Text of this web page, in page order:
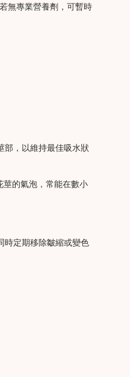
無專業營養劑，可暫時
部，以維持最佳吸水狀
莖的氣泡，常能在數小
時定期移除皺縮或變色